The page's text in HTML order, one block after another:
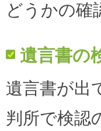
どうかの確
遺言書の
遺言書が出
判所で検認